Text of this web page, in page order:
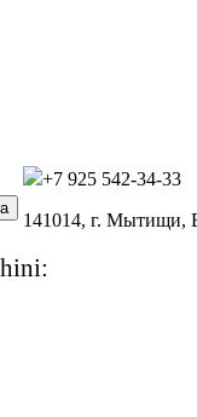
+7 925 542-34-33
141014, г. Мытищи,